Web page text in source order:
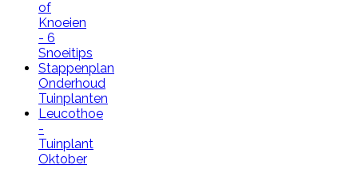
of
Knoeien
- 6
Snoeitips
Stappenplan
Onderhoud
Tuinplanten
Leucothoe
-
Tuinplant
Oktober